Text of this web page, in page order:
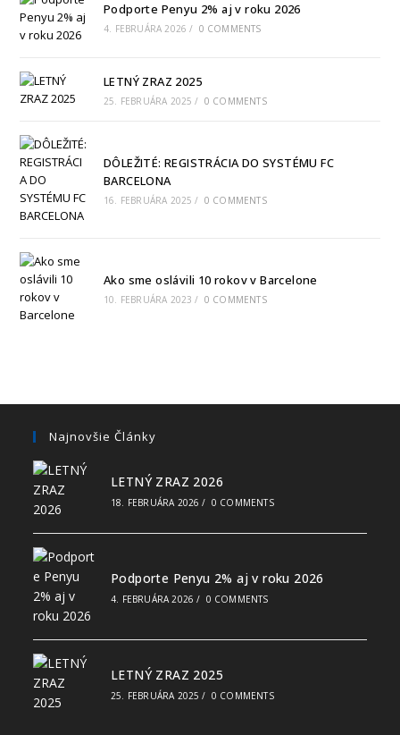
Podporte Penyu 2% aj v roku 2026
4. FEBRUÁRA 2026 / 0 COMMENTS
LETNÝ ZRAZ 2025
25. FEBRUÁRA 2025 / 0 COMMENTS
DÔLEŽITÉ: REGISTRÁCIA DO SYSTÉMU FC
BARCELONA
16. FEBRUÁRA 2025 / 0 COMMENTS
Ako sme oslávili 10 rokov v Barcelone
10. FEBRUÁRA 2023 / 0 COMMENTS
Najnovšie Články
LETNÝ ZRAZ 2026
18. FEBRUÁRA 2026 / 0 COMMENTS
Podporte Penyu 2% aj v roku 2026
4. FEBRUÁRA 2026 / 0 COMMENTS
LETNÝ ZRAZ 2025
25. FEBRUÁRA 2025 / 0 COMMENTS